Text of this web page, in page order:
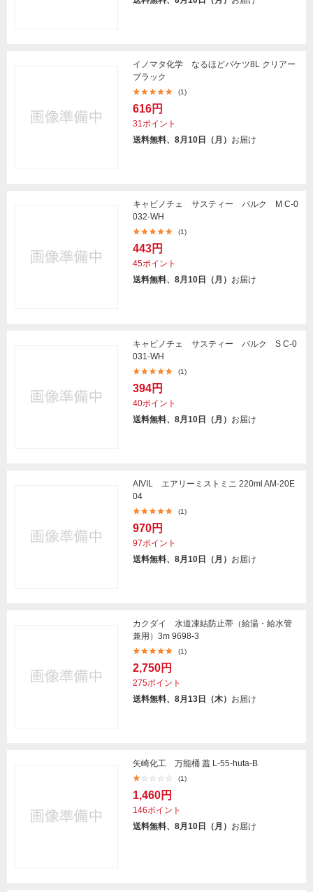
イノマタ化学 なるほどバケツ8L クリアー
ブラック
(1)
616円
31ポイント
送料無料、8月10日（月） お届け
キャビノチェ サスティー バルク M C-0
032-WH
(1)
443円
45ポイント
送料無料、8月10日（月） お届け
キャビノチェ サスティー バルク S C-0
031-WH
(1)
394円
40ポイント
送料無料、8月10日（月） お届け
AIVIL エアリーミストミニ 220ml AM-20E
04
(1)
970円
97ポイント
送料無料、8月10日（月） お届け
カクダイ 水道凍結防止帯（給湯・給水管
兼用）3m 9698-3
(1)
2,750円
275ポイント
送料無料、8月13日（木） お届け
矢崎化工 万能桶 蓋 L-55-huta-B
(1)
1,460円
146ポイント
送料無料、8月10日（月） お届け